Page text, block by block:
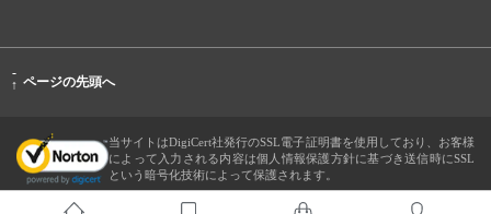
-
↑ ページの先頭へ
当サイトはDigiCert社発行のSSL電子証明書を使用しており、お客様
によって入力される内容は個人情報保護方針に基づき送信時にSSL
という暗号化技術によって保護されます。